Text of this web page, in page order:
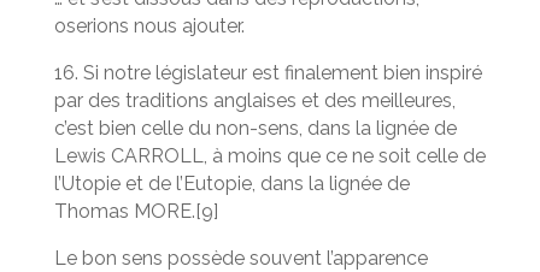
oserions nous ajouter.
16. Si notre législateur est finalement bien inspiré
par des traditions anglaises et des meilleures,
c’est bien celle du non-sens, dans la lignée de
Lewis CARROLL, à moins que ce ne soit celle de
l’Utopie et de l’Eutopie, dans la lignée de
Thomas MORE.[9]
Le bon sens possède souvent l’apparence